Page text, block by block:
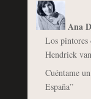
Ana
Los pintores
Hendrick
Cuéntame
España”